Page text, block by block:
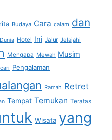
Budaya Cara dalam dan
Dunia Hotel Ini Jalur Jelajahi
Mengapa Mewah Musim
Pengalaman
Ramah Retret
Tempat Temukan Teratas
Wisata yang